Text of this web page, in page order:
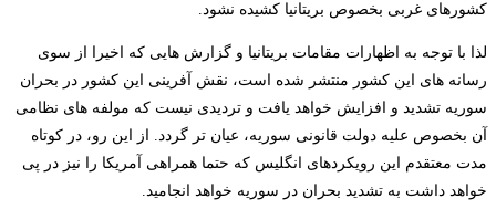
کشورهای غربی بخصوص بریتانیا کشیده نشود.
لذا با توجه به اظهارات مقامات بریتانیا و گزارش هایی که اخیرا از سوی
رسانه های این کشور منتشر شده است، نقش آفرینی این کشور در بحران
سوریه تشدید و افزایش خواهد یافت و تردیدی نیست که مولفه های نظامی
آن بخصوص علیه دولت قانونی سوریه، عیان تر گردد. از این رو، در کوتاه
مدت معتقدم این رویکردهای انگلیس که حتما همراهی آمریکا را نیز در پی
خواهد داشت به تشدید بحران در سوریه خواهد انجامید.